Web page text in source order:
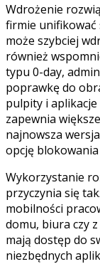
Wdrożenie
firmie unifikować
może szybciej
również
typu 0-day,
poprawkę do
pulpity i
zapewnia
najnowsza
opcję
Wykorzystanie
przyczynia się
mobilności
domu, biura czy
mają dostęp do
niezbędnych